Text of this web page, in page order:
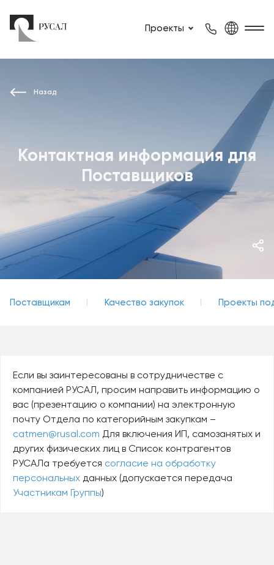
Проекты
Назад
Контактная информация для
Поставщиков
Поставщикам Качество закупок Проекты
Если вы заинтересованы в сотрудничестве с
компанией РУСАЛ, просим направить информацию о
вас (презентацию о компании) на электронную
почту Отдела по категорийным закупкам –
catmen@rusal.com Для включения ИП, самозанятых и
других физических лиц в Список контрагентов
РУСАЛа требуется согласие на обработку
персональных данных (допускается передача
Участникам Группы)